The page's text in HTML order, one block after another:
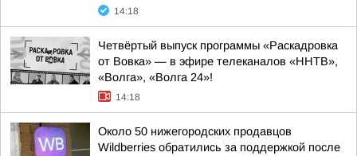
14:18
Четвёртый выпуск программы «Раскадровка
от Вовка» — в эфире телеканалов «ННТВ»,
«Волга», «Волга 24»!
14:18
Около 50 нижегородских продавцов
Wildberries обратились за поддержкой после